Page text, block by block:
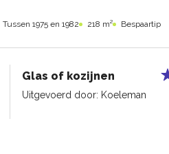
Tussen 1975 en 1982 218 m² Bespaartip
Glas of kozijnen
Uitgevoerd door: Koeleman